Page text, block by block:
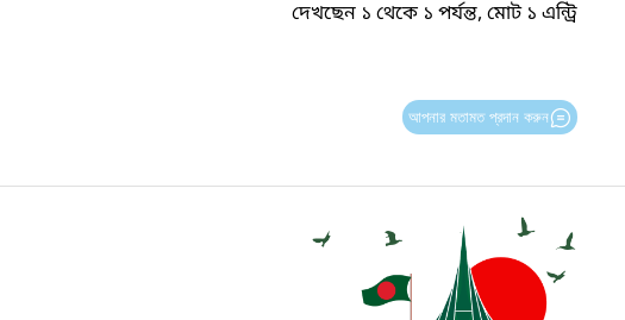
দেখছেন ১ থেকে ১ পর্যন্ত, মোট ১ এন্ট্রি
আপনার মতামত প্রদান করুন